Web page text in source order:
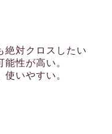
対クロスしたい
能性が高い。
使いやすい。